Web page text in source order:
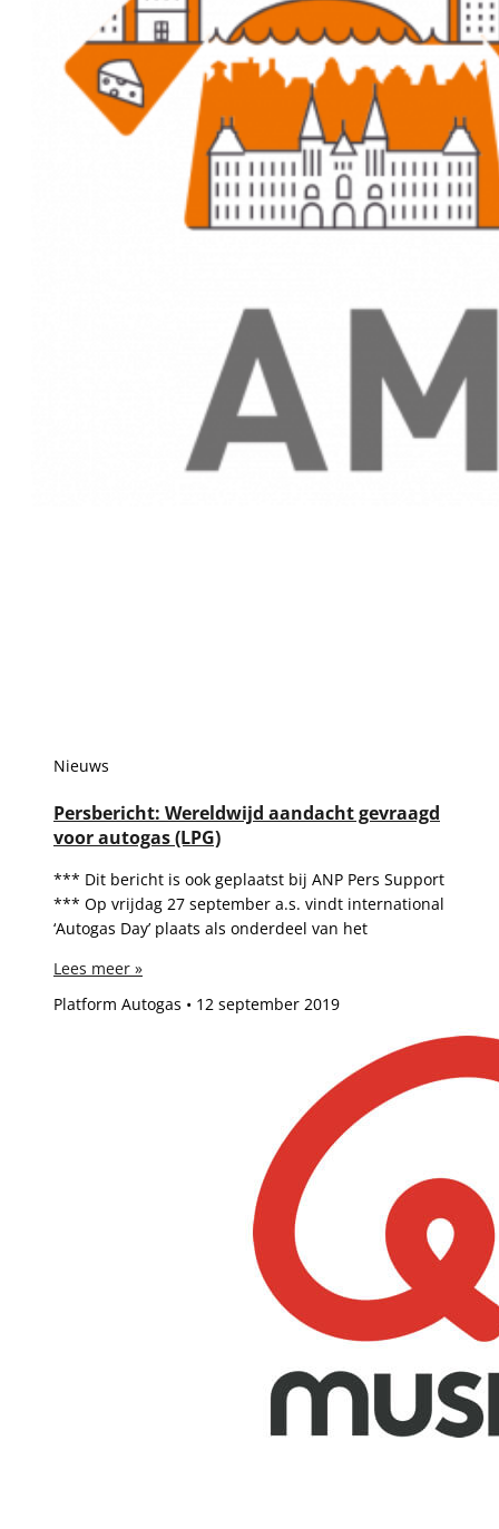
Nieuws
Persbericht: Wereldwijd aandacht gevraagd
voor autogas (LPG)
*** Dit bericht is ook geplaatst bij ANP Pers Support
*** Op vrijdag 27 september a.s. vindt international
‘Autogas Day’ plaats als onderdeel van het
Lees meer »
Platform Autogas
12 september 2019